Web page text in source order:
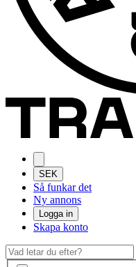
SEK
Så funkar det
Ny annons
Logga in
Skapa konto